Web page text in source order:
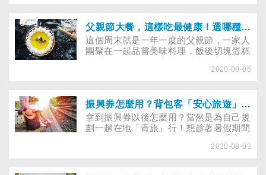
品組合，包含居家照顧補償保險與個人賠
償責任保險，解決爸媽請假扣薪或送托的
經濟負擔，讓家長輕鬆兼顧職場與家庭生
活。
父親節大餐，這樣吃最健康！選哪種父親節蛋糕，熱量最低？
這個周末就是一年一度的父親節，一家人
團聚在一起品嘗美味料理，飯後切塊蛋糕
最單純的快樂，就是最幸福的事了！許多
是父親節蛋糕，都要掌握進食小技巧，才
能減少熱量攝取，避免增加爸爸的身體負
擔！
2020-08-06
振興券怎麼用？背包客「安心旅遊」首選！６間穿梭在老宅間的特色青旅
拿到振興券以後怎麼用？當然是為自己規
劃一趟在地「青旅」行！想趁著暑假期間
出的安心旅遊方案，從7/1到10/31期間都
2020-08-03